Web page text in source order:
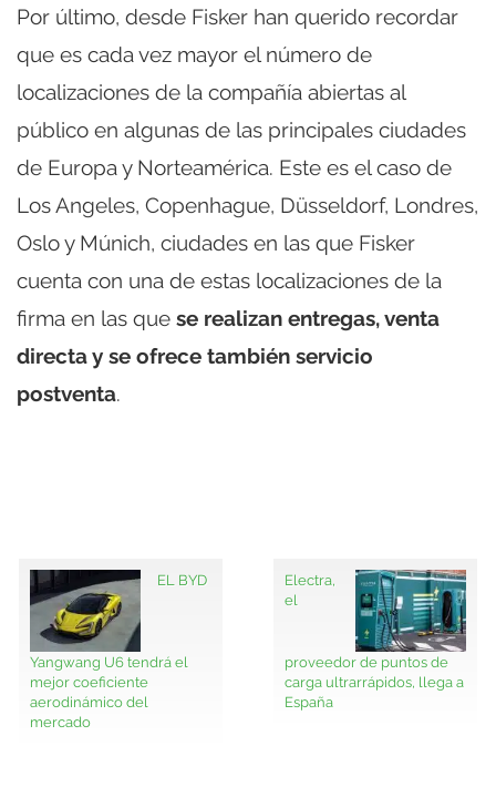
Por último, desde Fisker han querido recordar
que es cada vez mayor el número de
localizaciones de la compañía abiertas al
público en algunas de las principales ciudades
de Europa y Norteamérica. Este es el caso de
Los Angeles, Copenhague, Düsseldorf, Londres,
Oslo y Múnich, ciudades en las que Fisker
cuenta con una de estas localizaciones de la
firma en las que se realizan entregas, venta
directa y se ofrece también servicio
postventa.
EL BYD
Yangwang U6 tendrá el
mejor coeficiente
aerodinámico del
mercado
Electra,
el
proveedor de puntos de
carga ultrarrápidos, llega a
España